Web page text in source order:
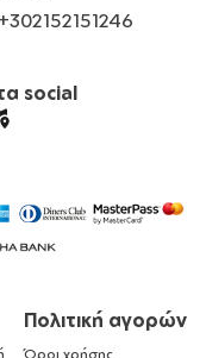
social
Πολιτική αγορών
Όροι χρήσης